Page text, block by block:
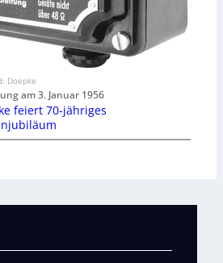
Doepke
am 3. Januar 1956
feiert 70-jähriges